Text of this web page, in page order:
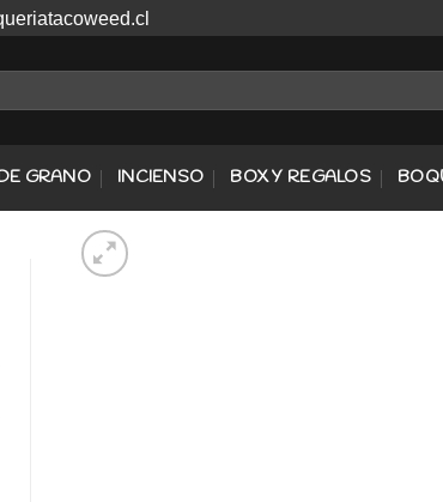
GRANO INCIENSO BOX Y REGALOS